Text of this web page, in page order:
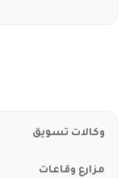
وكالات تسويق
مزارع وقاعات